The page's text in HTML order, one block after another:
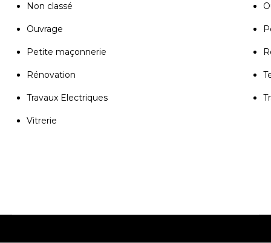
Non classé
Ouvrage
Petite maçonnerie
Rénovation
Travaux Electriques
Vitrerie